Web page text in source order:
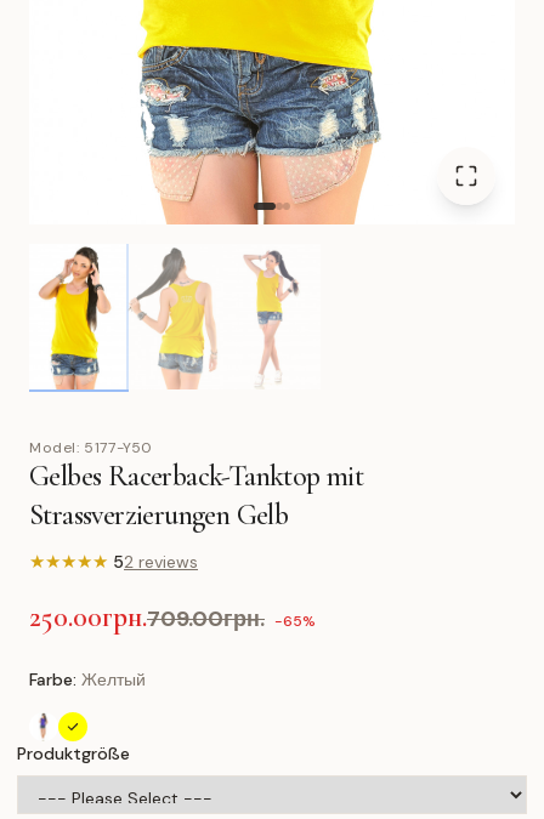
Model: 5177-Y50
Gelbes Racerback-Tanktop mit
Strassverzierungen Gelb
★★★★★ 52 reviews
250.00грн.709.00грн. -65%
Farbe: Желтый
Produktgröße